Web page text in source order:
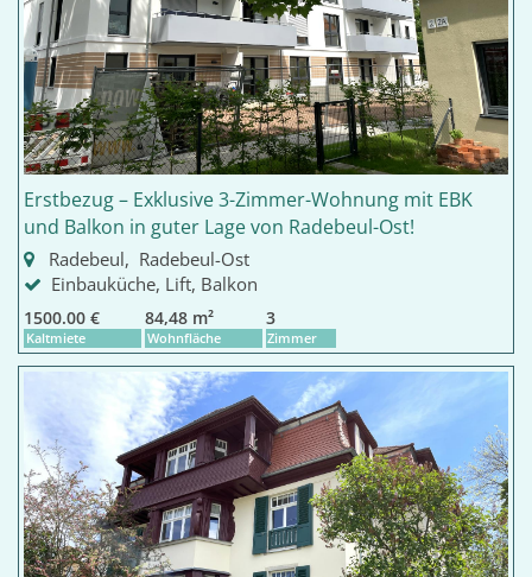
Erstbezug – Exklusive 3-Zimmer-Wohnung mit EBK
und Balkon in guter Lage von Radebeul-Ost!
Radebeul, Radebeul-Ost
Einbauküche, Lift, Balkon
1500.00 €
Kaltmiete
84,48 m²
Wohnfläche
3
Zimmer